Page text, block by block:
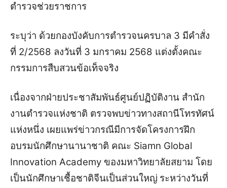
ตำรวจช่วยราชการ
ระบุว่า ด้วยกองบังคับการตำรวจนครบาล 3 มีคําสั่ง
ที่ 2/2568 ลงวันที่ 3 มกราคม 2568 แต่งตั้งคณะ
กรรมการสืบสวนข้อเท็จจริง
เนื่องจากฝ่ายประชาสัมพันธ์ศูนย์ปฏิบัติงาน สํานัก
งานตํารวจแห่งชาติ ตรวจพบข่าวทางสถานีโทรทัศน์
แห่งหนึ่ง เผยแพร่ข่าวกรณีมีการจัดโครงการฝึก
อบรมนักศึกษานานาชาติ คณะ Siamn Global
Innovation Academy ของมหาวิทยาลัยสยาม โดย
เป็นนักศึกษาเชื้อชาติจีนเป็นส่วนใหญ่ ระหว่างวันที่